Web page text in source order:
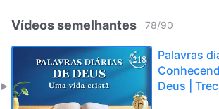
Vídeos semelhantes 78/90
Palavras
Deus |